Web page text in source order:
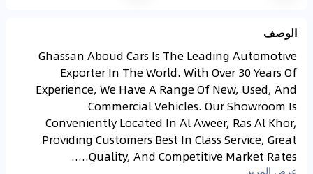
الوصف
Ghassan Aboud Cars Is The Leading Automotive
Exporter In The World. With Over 30 Years Of
Experience, We Have A Range Of New, Used, And
Commercial Vehicles. Our Showroom Is
Conveniently Located In Al Aweer, Ras Al Khor,
Providing Customers Best In Class Service, Great
Quality, And Competitive Market Rates.....
عرض المزيد